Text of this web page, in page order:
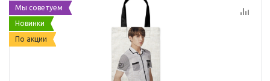
Мы советуем
Новинки
По акции